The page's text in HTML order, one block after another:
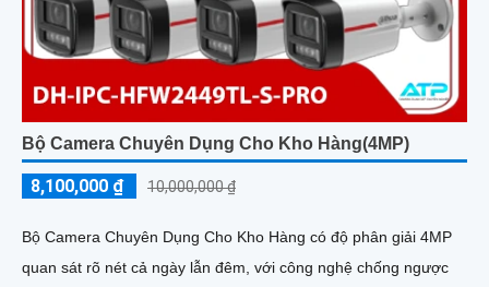
Bộ Camera Chuyên Dụng Cho Kho Hàng(4MP)
8,100,000 ₫ 10,000,000 ₫
Bộ Camera Chuyên Dụng Cho Kho Hàng có độ phân giải 4MP
quan sát rõ nét cả ngày lẫn đêm, với công nghệ chống ngược